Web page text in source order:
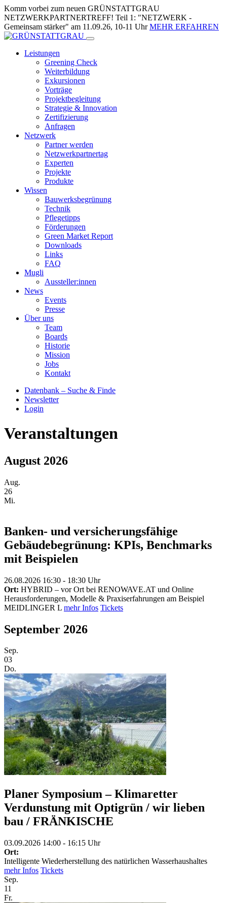
Skip
to
Content
Komm vorbei zum neuen GRÜNSTATTGRAU
NETZWERKPARTNERTREFF! Teil 1: "NETZWERK -
Gemeinsam stärker" am 11.09.26, 10-11 UhrMEHR ERFAHREN
Leistungen
Greening Check
Weiterbildung
Exkursionen
Vorträge
Projektbegleitung
Strategie & Innovation
Zertifizierung
Anfragen
Netzwerk
Partner werden
Netzwerkpartnertag
Experten
Projekte
Produkte
Wissen
Bauwerksbegrünung
Technik
Pflegetipps
Förderungen
Green Market Report
Downloads
Links
FAQ
Mugli
Aussteller:innen
News
Events
Presse
Über uns
Team
Boards
Historie
Mission
Jobs
Kontakt
Datenbank – Suche & Finde
Newsletter
Login
Veranstaltungen
August 2026
Aug.
26
Mi.
Banken- und versicherungsfähige
Gebäudebegrünung: KPIs, Benchmarks
mit Beispielen
26.08.2026 16:30 - 18:30 Uhr
Ort: HYBRID – vor Ort bei RENOWAVE.AT und Online
Herausforderungen, Modelle & Praxiserfahrungen am Beispiel
MEIDLINGER L mehr Infos Tickets
September 2026
Sep.
03
Do.
Planer Symposium – Klimaretter
Verdunstung mit Optigrün / wir lieben
bau / FRÄNKISCHE
03.09.2026 14:00 - 16:15 Uhr
Ort:
Intelligente Wiederherstellung des natürlichen Wasserhaushaltes
mehr Infos Tickets
Sep.
11
Fr.